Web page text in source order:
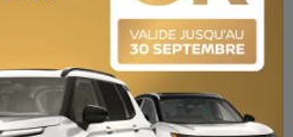
Noir
5